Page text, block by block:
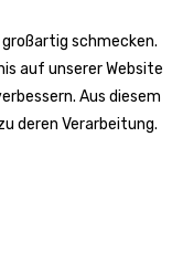
großartig schmecken.
auf unserer Website
Aus diesem
deren Verarbeitung.